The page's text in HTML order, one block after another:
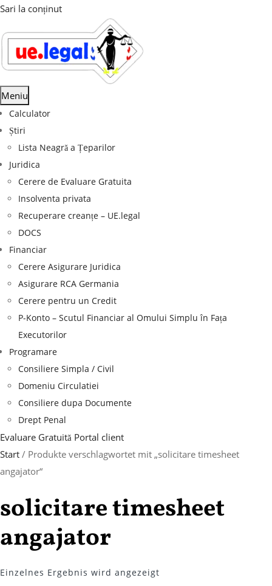
Sari la conținut
Meniu
Calculator
Știri
Lista Neagră a Țeparilor
Juridica
Cerere de Evaluare Gratuita
Insolventa privata
Recuperare creanțe – UE.legal
DOCS
Financiar
Cerere Asigurare Juridica
Asigurare RCA Germania
Cerere pentru un Credit
P-Konto – Scutul Financiar al Omului Simplu în Fața
Executorilor
Programare
Consiliere Simpla / Civil
Domeniu Circulatiei
Consiliere dupa Documente
Drept Penal
Evaluare Gratuită Portal client
Start / Produkte verschlagwortet mit „solicitare timesheet
angajator“
solicitare timesheet
angajator
Einzelnes Ergebnis wird angezeigt